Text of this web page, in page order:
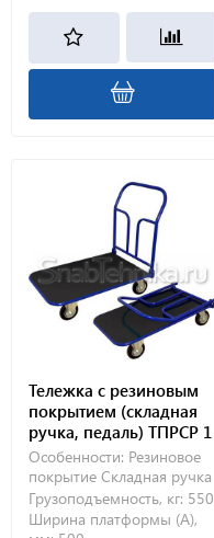
Тележка с резиновым
покрытием (складная
ручка, педаль) ТПРСР 1
МП (500х800) 200-Ч
Особенности: Резиновое
покрытие Складная ручка
Грузоподъемность, кг: 550
Ширина платформы (А),